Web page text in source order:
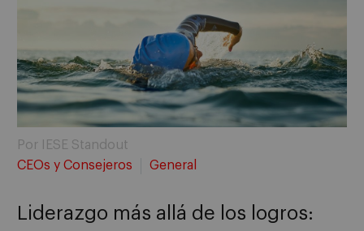
Por IESE Standout
CEOs y Consejeros
General
Liderazgo más allá de los logros: